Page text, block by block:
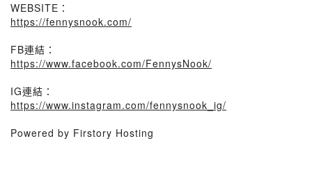
WEBSITE：
https://fennysnook.com/
FB連結：
https://www.facebook.com/FennysNook/
IG連結：
https://www.instagram.com/fennysnook_ig/
Powered by Firstory Hosting